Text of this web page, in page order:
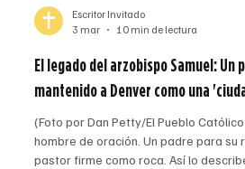
Escritor Invitado
3 mar
10 min de lectura